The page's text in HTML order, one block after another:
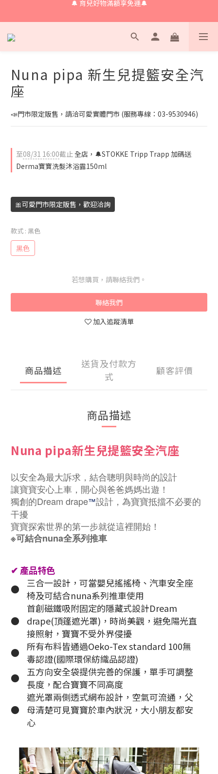
🔔 育兒好物滿額享免運🔔
Nuna pipa 新生兒提籃安全汽
座
📣門市限定販售，請洽可愛實體門市 (服務專線：03-9530946)
至08/31 16:00截止全店，🔔STOKKE Tripp Trapp 加碼送
Derma寶寶洗髮沐浴露150ml
🎀可愛門市限定販售，歡迎洽詢
款式 : 黑色
黑色
若想購買，請聯絡我們。
聯絡我們
加入追蹤清單
商品描述
送貨及付款方
式
顧客評價
商品描述
Nuna pipa新生兒提籃安全汽座
以安全為最大訴求，結合聰明與時尚的設計
讓寶寶安心上車，開心與爸爸媽媽出遊！
獨創的Dream drape™設計，為寶寶抵擋不必要的
干擾
寶寶探索世界的第一步就從這裡開始！
※可結合nuna全系列推車
✔ 產品特色
●
三合一設計，可當嬰兒搖搖椅、汽車安全座
椅及可結合nuna系列推車使用
●
首創磁鐵吸附固定的隱藏式設計Dream
drape(頂篷遮光罩)，時尚美觀，避免陽光直
接照射，寶寶不受外界侵擾
●
所有布料皆通過Oeko-Tex standard 100無
毒認證(國際環保紡織品認證)
●
五方向安全袋提供完善的保護，單手可調整
長度，配合寶寶不同高度
●
遮光罩兩側透式網布設計，空氣可流通，父
母清楚可見寶寶於車內狀況，大小朋友都安
心